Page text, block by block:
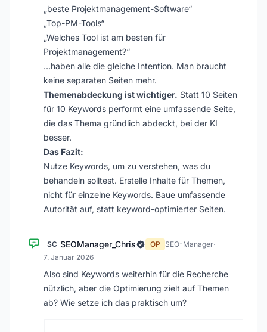
„beste Projektmanagement-Software“
„Top-PM-Tools“
„Welches Tool ist am besten für
Projektmanagement?“
…haben alle die gleiche Intention. Man braucht
keine separaten Seiten mehr.
Themenabdeckung ist wichtiger. Statt 10 Seiten
für 10 Keywords performt eine umfassende Seite,
die das Thema gründlich abdeckt, bei der KI
besser.
Das Fazit:
Nutze Keywords, um zu verstehen, was du
behandeln solltest. Erstelle Inhalte für Themen,
nicht für einzelne Keywords. Baue umfassende
Autorität auf, statt keyword-optimierter Seiten.
SC SEOManager_Chris OP SEO-Manager·
7. Januar 2026
Also sind Keywords weiterhin für die Recherche
nützlich, aber die Optimierung zielt auf Themen
ab? Wie setze ich das praktisch um?